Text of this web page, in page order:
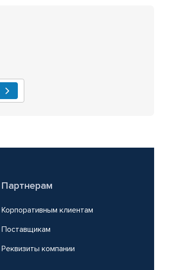
Партнерам
Корпоративным клиентам
Поставщикам
Реквизиты компании